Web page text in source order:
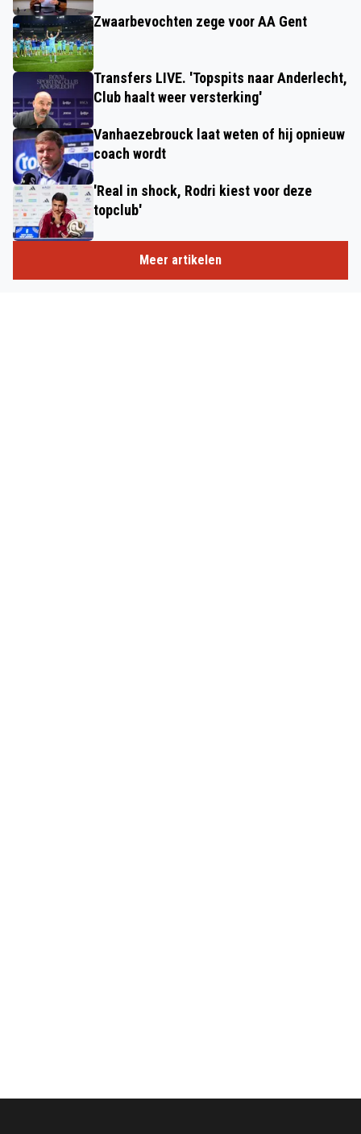
Zwaarbevochten zege voor AA Gent
Transfers LIVE. 'Topspits naar Anderlecht,
Club haalt weer versterking'
Vanhaezebrouck laat weten of hij opnieuw
coach wordt
'Real in shock, Rodri kiest voor deze
topclub'
Meer artikelen